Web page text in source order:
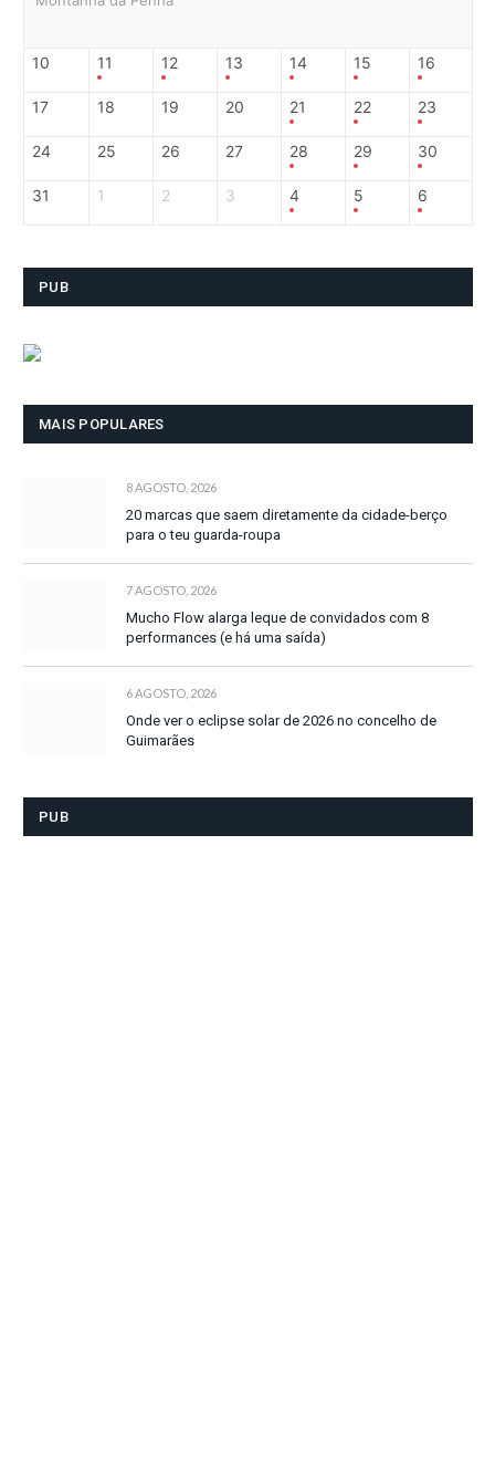
10 11 12 13 14 15 16
17 18 19 20 21 22 23
24 25 26 27 28 29 30
31 1 2 3 4 5 6
PUB
MAIS POPULARES
8 AGOSTO, 2026
20 marcas que saem diretamente da cidade-berço
para o teu guarda-roupa
7 AGOSTO, 2026
Mucho Flow alarga leque de convidados com 8
performances (e há uma saída)
6 AGOSTO, 2026
Onde ver o eclipse solar de 2026 no concelho de
Guimarães
PUB